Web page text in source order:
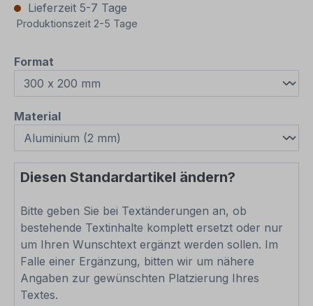
Lieferzeit 5-7 Tage
Produktionszeit 2-5 Tage
Format
Materialauswählen
Diesen Standardartikel ändern?
Bitte geben Sie bei Textänderungen an, ob
bestehende Textinhalte komplett ersetzt oder nur
um Ihren Wunschtext ergänzt werden sollen. Im
Falle einer Ergänzung, bitten wir um nähere
Angaben zur gewünschten Platzierung Ihres
Textes.